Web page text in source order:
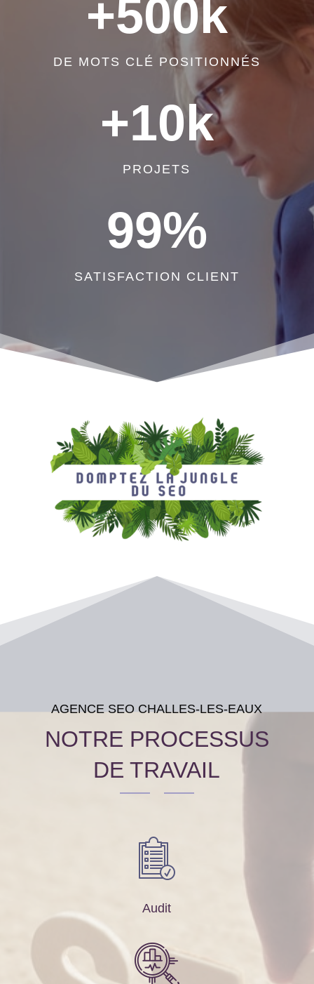
+500k
DE MOTS CLÉ POSITIONNÉS
+10k
PROJETS
99%
SATISFACTION CLIENT
AGENCE SEO CHALLES-LES-EAUX
NOTRE PROCESSUS
DE TRAVAIL
Audit